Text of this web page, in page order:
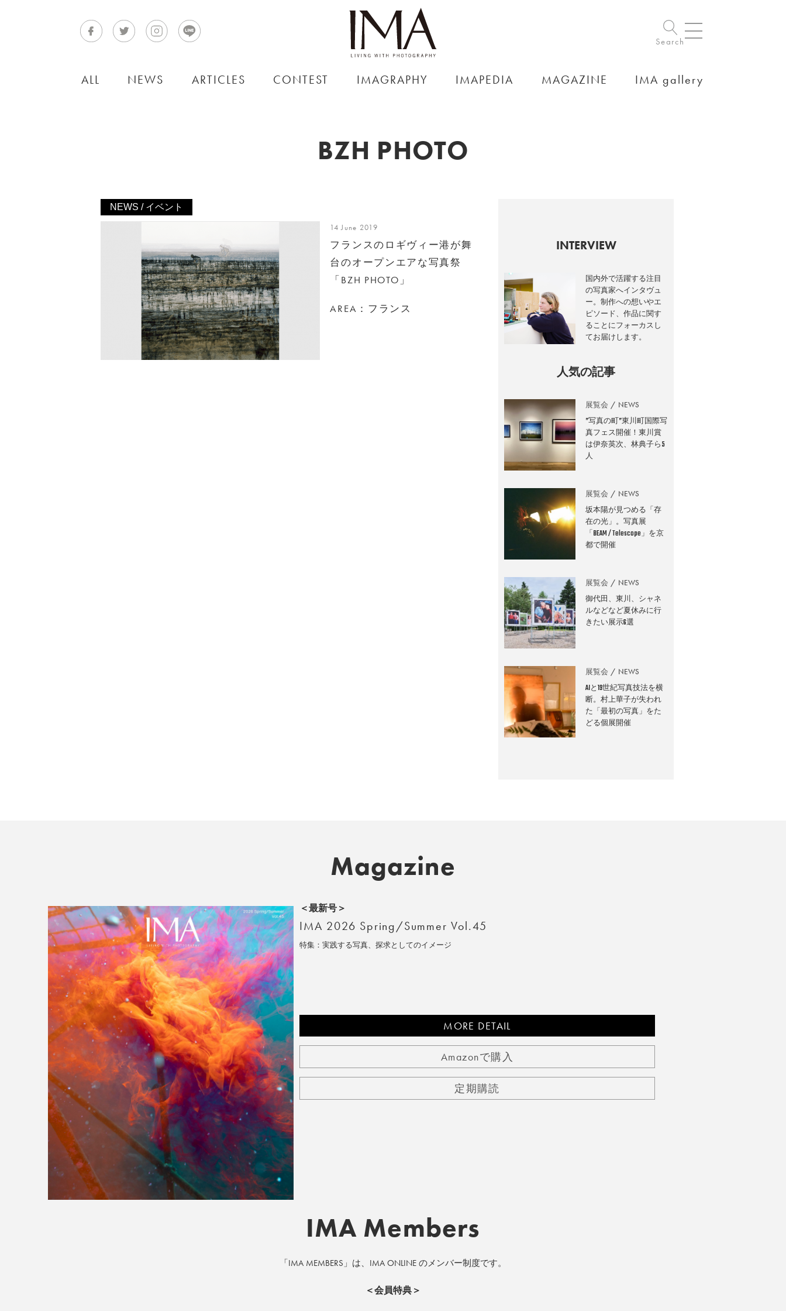
Search
ALL NEWS ARTICLES CONTEST IMAGRAPHY IMAPEDIA MAGAZINE IMA gallery
BZH PHOTO
NEWS / イベント
14 June 2019
フランスのロギヴィー港が舞
台のオープンエアな写真祭
「BZH PHOTO」
AREA：フランス
INTERVIEW
国内外で活躍する注目
の写真家へインタヴュ
ー。制作への想いやエ
ピソード、作品に関す
ることにフォーカスし
てお届けします。
人気の記事
展覧会 NEWS
”写真の町”東川町国際写
真フェス開催！東川賞
は伊奈英次、林典子ら5
人
展覧会 NEWS
坂本陽が見つめる「存
在の光」。写真展
「BEAM / Telescope」を京
都で開催
展覧会 NEWS
御代田、東川、シャネ
ルなどなど夏休みに行
きたい展示6選
展覧会 NEWS
AIと19世紀写真技法を横
断。村上華子が失われ
た「最初の写真」をた
どる個展開催
Magazine
>>全国の取り扱い店舗
＜最新号＞
IMA 2026 Spring/Summer Vol.45
特集：実践する写真、探求としてのイメージ
MORE DETAIL
Amazonで購入
定期購読
IMA Members
「IMA MEMBERS」は、IMA ONLINE のメンバー制度です。
＜会員特典＞